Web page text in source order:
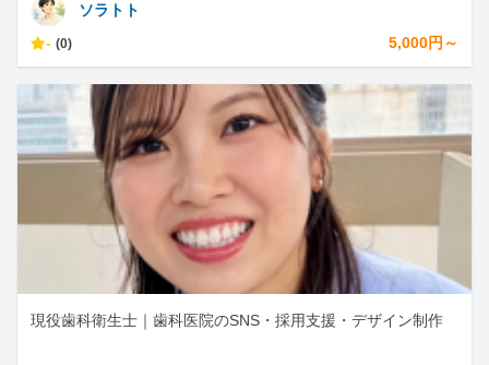
ソラトト
- (0) 5,000円～
現役歯科衛生士｜歯科医院のSNS・採用支援・デザイン制作